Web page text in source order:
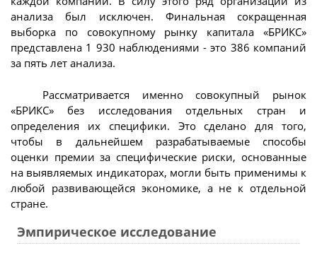
анализа был исключен. Финальная сокращенная
выборка по совокупному рынку капитала «БРИКС»
представлена 1 930 наблюдениями - это 386 компаний
за пять лет анализа.
Рассматривается именно совокупный рынок
«БРИКС» без исследования отдельных стран и
определения их специфики. Это сделано для того,
чтобы в дальнейшем разрабатываемые способы
оценки премии за специфические риски, основанные
на выявляемых индикаторах, могли быть применимы к
любой развивающейся экономике, а не к отдельной
стране.
Эмпирическое исследование